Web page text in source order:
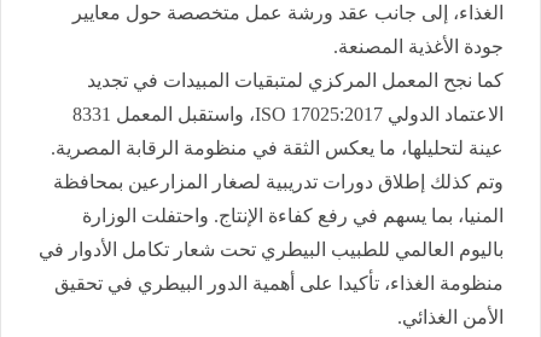
الغذاء، إلى جانب عقد ورشة عمل متخصصة حول معايير
جودة الأغذية المصنعة.
كما نجح المعمل المركزي لمتبقيات المبيدات في تجديد
الاعتماد الدولي ISO 17025:2017، واستقبل المعمل 8331
عينة لتحليلها، ما يعكس الثقة في منظومة الرقابة المصرية.
وتم كذلك إطلاق دورات تدريبية لصغار المزارعين بمحافظة
المنيا، بما يسهم في رفع كفاءة الإنتاج. واحتفلت الوزارة
باليوم العالمي للطبيب البيطري تحت شعار تكامل الأدوار في
منظومة الغذاء، تأكيدا على أهمية الدور البيطري في تحقيق
الأمن الغذائي.